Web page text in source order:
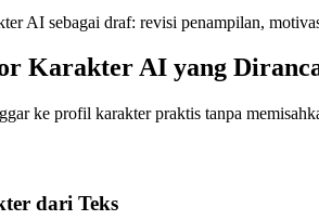
AI sebagai draf: revisi penampilan,
Karakter AI yang
ke profil karakter praktis tanpa
dari Teks